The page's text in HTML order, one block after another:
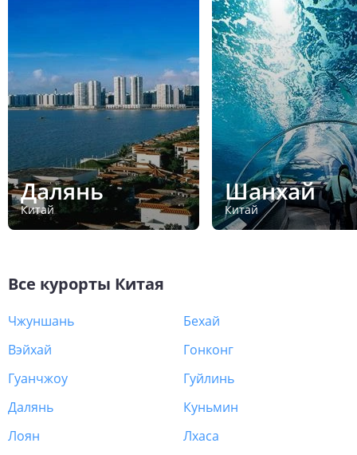
Далянь
Китай
Шанхай
Китай
Все курорты Китая
Чжуншань
Бехай
Вэйхай
Гонконг
Гуанчжоу
Гуйлинь
Далянь
Куньмин
Лоян
Лхаса